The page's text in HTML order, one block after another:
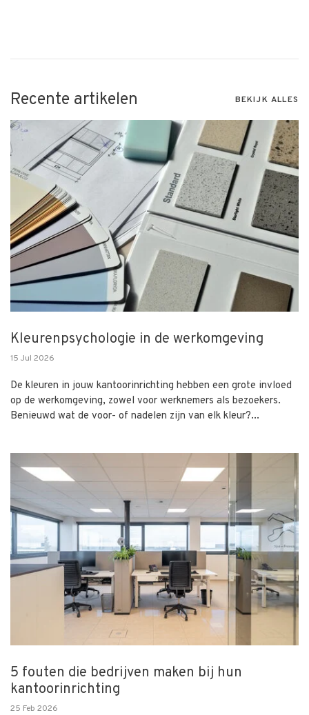
Recente artikelen BEKIJK ALLES
Kleurenpsychologie in de werkomgeving
15 Jul 2026
De kleuren in jouw kantoorinrichting hebben een grote invloed
op de werkomgeving, zowel voor werknemers als bezoekers.
Benieuwd wat de voor- of nadelen zijn van elk kleur?...
5 fouten die bedrijven maken bij hun
kantoorinrichting
25 Feb 2026